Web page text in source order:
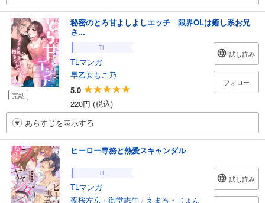
完結
秘密のとろ甘よしよしエッチ 限界OLは癒し系お兄
さ...
TL
TLマンガ
早乙女もこ乃
5.0
220円 (税込)
試し読み
フォロー
あらすじを表示する
ヒーロー専務と熱愛スキャンダル
TL
TLマンガ
夜桜左京 / 御堂志生 / えまる・じょん
試し読み